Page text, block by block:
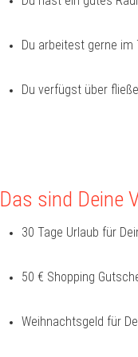
Du arbeitest gerne im
Du verfügst über
Das sind Deine
30 Tage Urlaub für
50 € Shopping
Weihnachtsgeld für